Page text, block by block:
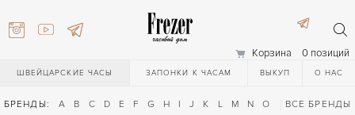
Корзина 0 позиций
ШВЕЙЦАРСКИЕ ЧАСЫ ЗАПОНКИ К ЧАСАМ ВЫКУП О НАС
БРЕНДЫ: A B C D E F G H I J K L M N O Q R S T
ВСЕ БРЕНДЫ